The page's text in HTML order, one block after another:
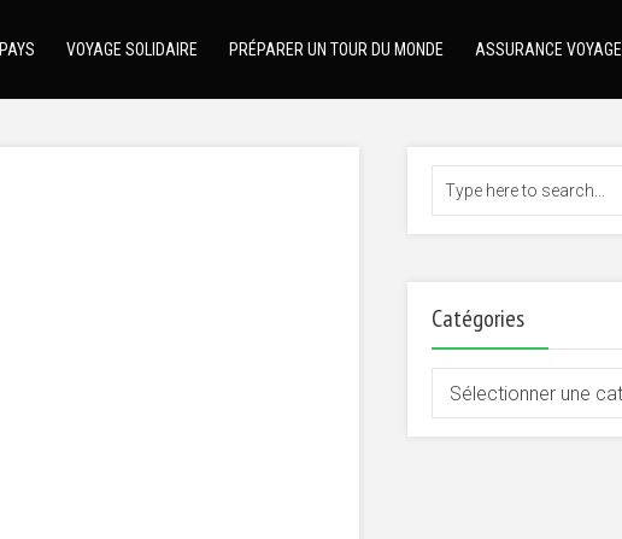
PAYS VOYAGE SOLIDAIRE PRÉPARER UN TOUR DU MONDE ASSURANCE VOYAGE
Catégories